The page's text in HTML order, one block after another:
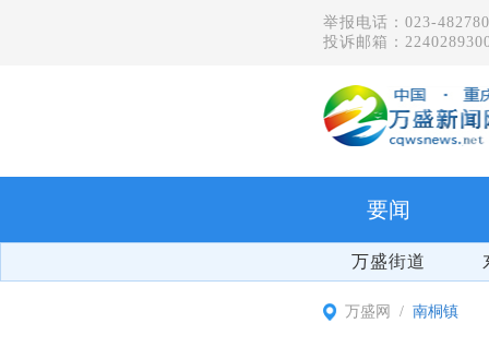
举报电话：023-
投诉邮箱：
要闻
万盛街道
万盛网 南桐镇